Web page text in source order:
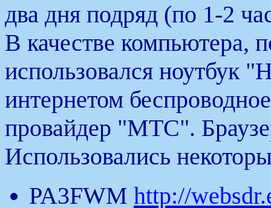
два дня подряд (по 1-2
В качестве компьютера,
использовался ноутбук
интернетом
провайдер "МТС".
Использовались
PA3FWM http://